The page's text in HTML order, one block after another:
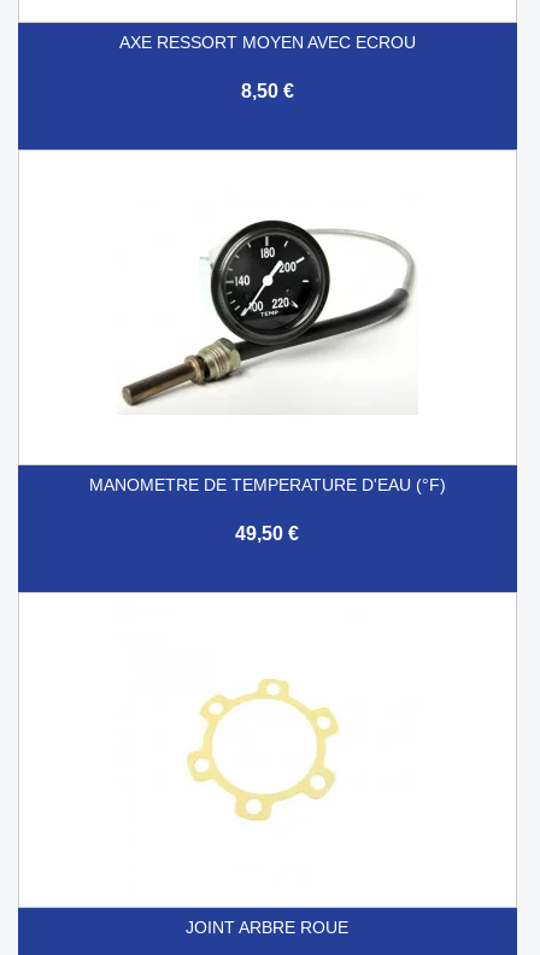
AXE RESSORT MOYEN AVEC ECROU
8,50 €
MANOMETRE DE TEMPERATURE D'EAU (°F)
49,50 €
JOINT ARBRE ROUE